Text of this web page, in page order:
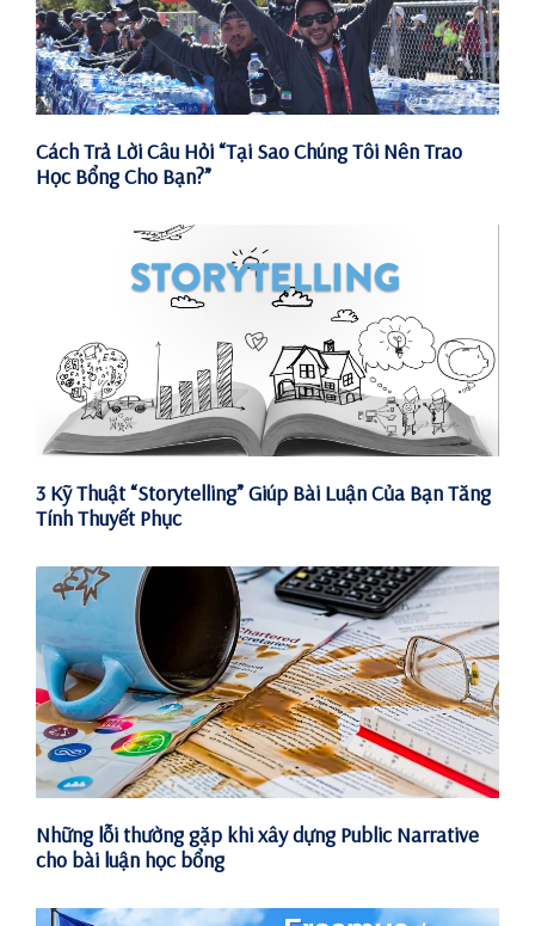
Cách Trả Lời Câu Hỏi “Tại Sao Chúng Tôi Nên Trao
Học Bổng Cho Bạn?”
3 Kỹ Thuật “Storytelling” Giúp Bài Luận Của Bạn Tăng
Tính Thuyết Phục
Những lỗi thường gặp khi xây dựng Public Narrative
cho bài luận học bổng